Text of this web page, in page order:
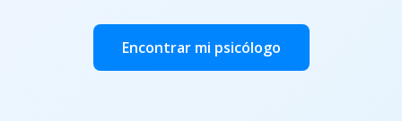
Encontrar mi psicólogo